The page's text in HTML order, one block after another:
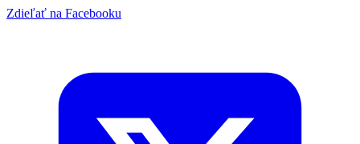
Zdieľať na Facebooku